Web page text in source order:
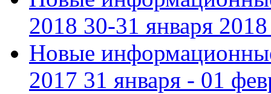
2018 30-31 января 2018
Новые
2017 31 января - 01